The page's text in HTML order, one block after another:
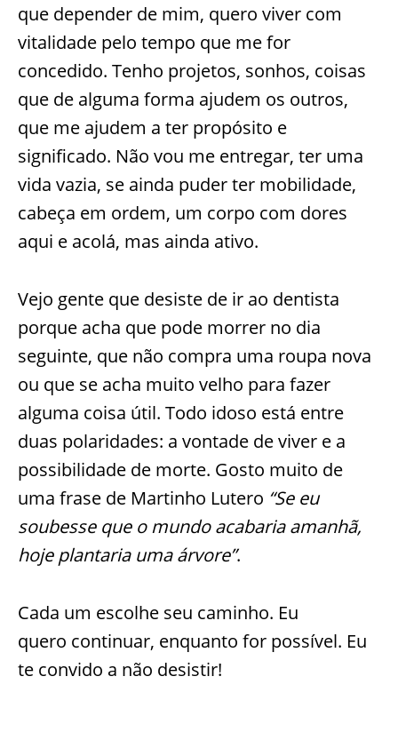
que depender de mim, quero viver com
vitalidade pelo tempo que me for
concedido. Tenho projetos, sonhos, coisas
que de alguma forma ajudem os outros,
que me ajudem a ter propósito e
significado. Não vou me entregar, ter uma
vida vazia, se ainda puder ter mobilidade,
cabeça em ordem, um corpo com dores
aqui e acolá, mas ainda ativo.
Vejo gente que desiste de ir ao dentista
porque acha que pode morrer no dia
seguinte, que não compra uma roupa nova
ou que se acha muito velho para fazer
alguma coisa útil. Todo idoso está entre
duas polaridades: a vontade de viver e a
possibilidade de morte. Gosto muito de
uma frase de Martinho Lutero “Se eu
soubesse que o mundo acabaria amanhã,
hoje plantaria uma árvore”.
Cada um escolhe seu caminho. Eu
quero continuar, enquanto for possível. Eu
te convido a não desistir!